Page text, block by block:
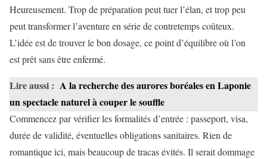
Heureusement. Trop de préparation peut tuer l’élan, et trop peu
peut transformer l’aventure en série de contretemps coûteux.
L’idée est de trouver le bon dosage, ce point d’équilibre où l’on
est prêt sans être enfermé.
Lire aussi : A la recherche des aurores boréales en Laponie
un spectacle naturel à couper le souffle
Commencez par vérifier les formalités d’entrée : passeport, visa,
durée de validité, éventuelles obligations sanitaires. Rien de
romantique ici, mais beaucoup de tracas évités. Il serait dommage